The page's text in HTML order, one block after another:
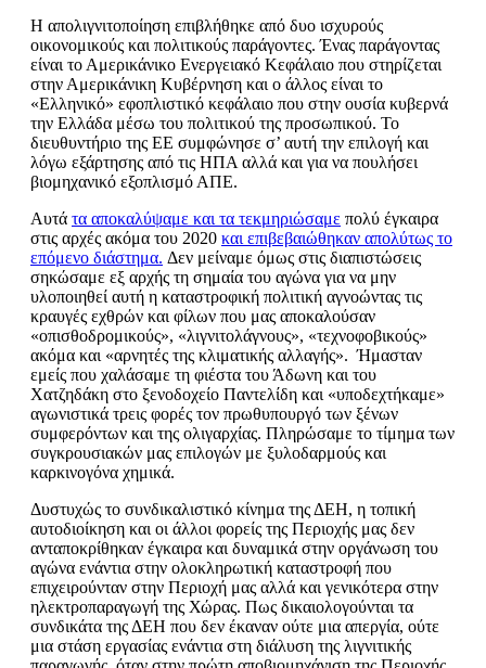
Η απολιγνιτοποίηση επιβλήθηκε από δυο ισχυρούς
οικονομικούς και πολιτικούς παράγοντες. Ένας παράγοντας
είναι το Αμερικάνικο Ενεργειακό Κεφάλαιο που στηρίζεται
στην Αμερικάνικη Κυβέρνηση και ο άλλος είναι το
«Ελληνικό» εφοπλιστικό κεφάλαιο που στην ουσία κυβερνά
την Ελλάδα μέσω του πολιτικού της προσωπικού. Το
διευθυντήριο της ΕΕ συμφώνησε σ’ αυτή την επιλογή και
λόγω εξάρτησης από τις ΗΠΑ αλλά και για να πουλήσει
βιομηχανικό εξοπλισμό ΑΠΕ.
Αυτά τα αποκαλύψαμε και τα τεκμηριώσαμε πολύ έγκαιρα
στις αρχές ακόμα του 2020 και επιβεβαιώθηκαν απολύτως το
επόμενο διάστημα. Δεν μείναμε όμως στις διαπιστώσεις
σηκώσαμε εξ αρχής τη σημαία του αγώνα για να μην
υλοποιηθεί αυτή η καταστροφική πολιτική αγνοώντας τις
κραυγές εχθρών και φίλων που μας αποκαλούσαν
«οπισθοδρομικούς», «λιγνιτολάγνους», «τεχνοφοβικούς»
ακόμα και «αρνητές της κλιματικής αλλαγής». Ήμασταν
εμείς που χαλάσαμε τη φιέστα του Άδωνη και του
Χατζηδάκη στο ξενοδοχείο Παντελίδη και «υποδεχτήκαμε»
αγωνιστικά τρεις φορές τον πρωθυπουργό των ξένων
συμφερόντων και της ολιγαρχίας. Πληρώσαμε το τίμημα των
συγκρουσιακών μας επιλογών με ξυλοδαρμούς και
καρκινογόνα χημικά.
Δυστυχώς το συνδικαλιστικό κίνημα της ΔΕΗ, η τοπική
αυτοδιοίκηση και οι άλλοι φορείς της Περιοχής μας δεν
ανταποκρίθηκαν έγκαιρα και δυναμικά στην οργάνωση του
αγώνα ενάντια στην ολοκληρωτική καταστροφή που
επιχειρούνταν στην Περιοχή μας αλλά και γενικότερα στην
ηλεκτροπαραγωγή της Χώρας. Πως δικαιολογούνται τα
συνδικάτα της ΔΕΗ που δεν έκαναν ούτε μια απεργία, ούτε
μια στάση εργασίας ενάντια στη διάλυση της λιγνιτικής